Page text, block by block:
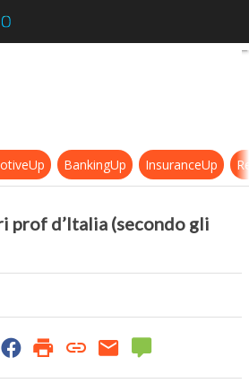
I 100 (e +) migliori prof d’Italia
BankingUp InsuranceUp
prof d’Italia (secondo gli